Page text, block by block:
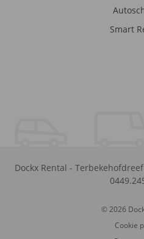
Smart
Dockx Rental -
© 2026
Cookie